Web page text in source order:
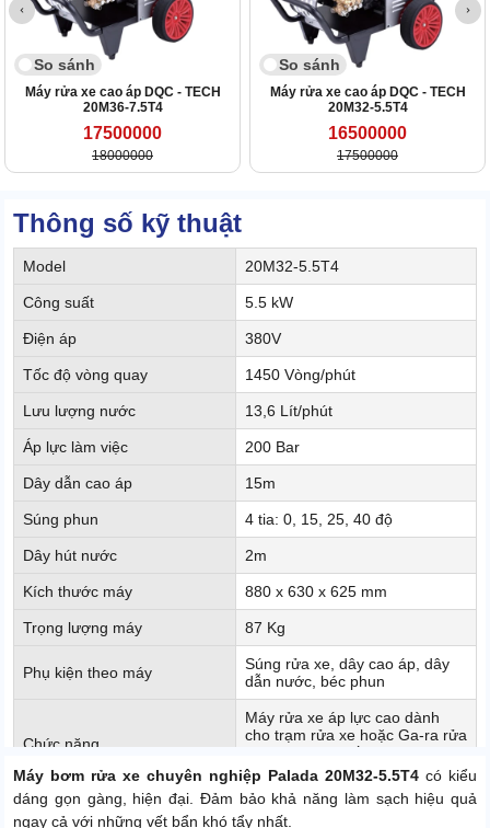
So sánh
Máy rửa xe cao áp DQC - TECH
20M36-7.5T4
17500000
18000000
So sánh
Máy rửa xe cao áp DQC - TECH
20M32-5.5T4
16500000
17500000
Thông số kỹ thuật
Model 20M32-5.5T4
Công suất 5.5 kW
Điện áp 380V
Tốc độ vòng quay 1450 Vòng/phút
Lưu lượng nước 13,6 Lít/phút
Áp lực làm việc 200 Bar
Dây dẫn cao áp 15m
Súng phun 4 tia: 0, 15, 25, 40 độ
Dây hút nước 2m
Kích thước máy 880 x 630 x 625 mm
Trọng lượng máy 87 Kg
Phụ kiện theo máy
Súng rửa xe, dây cao áp, dây
dẫn nước, béc phun
Chức năng
Máy rửa xe áp lực cao dành
cho trạm rửa xe hoặc Ga-ra rửa
xe ô tô công suất rửa lên tới 60
đến 70 xe trong 1 ngày.
Xuất xứ Chính hãng
Máy bơm rửa xe chuyên nghiệp Palada 20M32-5.5T4 có kiểu
dáng gọn gàng, hiện đại. Đảm bảo khả năng làm sạch hiệu quả
ngay cả với những vết bẩn khó tẩy nhất.